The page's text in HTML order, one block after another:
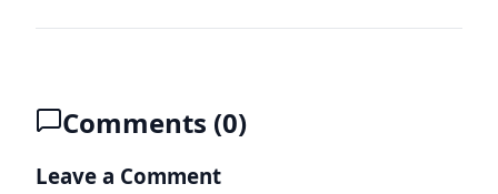
Comments (0)
Leave a Comment